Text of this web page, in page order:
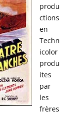
produ
ctions
en
Techn
icolor
produ
ites
par
les
frères